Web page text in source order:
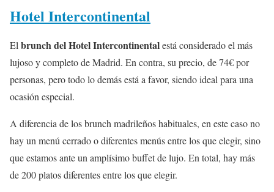
Hotel Intercontinental
El brunch del Hotel Intercontinentalestá considerado el más
lujoso y completo de Madrid. En contra, su precio, de 74€ por
personas, pero todo lo demás está a favor, siendo ideal para una
ocasión especial.
A diferencia de los brunch madrileños habituales, en este caso no
hay un menú cerrado o diferentes menús entre los que elegir, sino
que estamos ante un amplísimo buffet de lujo. En total, hay más
de 200 platos diferentes entre los que elegir.